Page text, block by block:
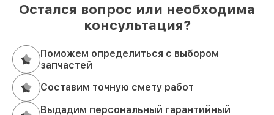
Остался вопрос или необходима
консультация?
Поможем определиться с выбором
запчастей
Составим точную смету работ
Выдадим персональный гарантийный